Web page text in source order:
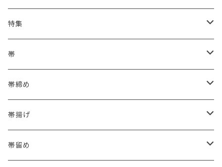
特集
浴衣にも！夏の帯揚げ
海のいろ ～sea-green～
格ある夏の名古屋帯（都の絽綴れ）
おとなの浴衣(有松 鳴海絞り)
帯
- 博多帯
夏・単衣用(夏帯)
- 西陣織
夏・単衣用(夏帯)
- 紬帯・自然布
帯締め
- おびやオリジナル
- 細平唐組 (7mmスリム帯締め)
帯揚げ
- おびやオリジナル
帯留め